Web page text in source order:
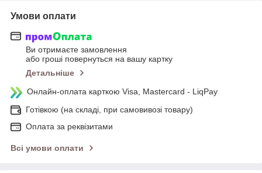
Умови оплати
Ви отримаєте замовлення
або гроші повернуться на вашу картку
Детальніше
Онлайн-оплата карткою Visa, Mastercard - LiqPay
Готівкою (на складі, при самовивозі товару)
Оплата за реквізитами
Всі умови оплати